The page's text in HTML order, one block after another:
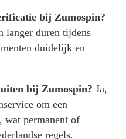
bij Zumospin?
langer duren tijdens
duidelijk en
bij Zumospin? Ja,
om een
wat permanent of
regels.